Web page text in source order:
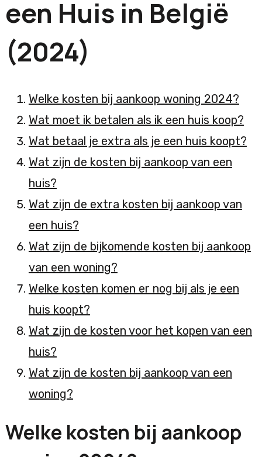
een Huis in België
(2024)
Welke kosten bij aankoop woning 2024?
Wat moet ik betalen als ik een huis koop?
Wat betaal je extra als je een huis koopt?
Wat zijn de kosten bij aankoop van een
huis?
Wat zijn de extra kosten bij aankoop van
een huis?
Wat zijn de bijkomende kosten bij aankoop
van een woning?
Welke kosten komen er nog bij als je een
huis koopt?
Wat zijn de kosten voor het kopen van een
huis?
Wat zijn de kosten bij aankoop van een
woning?
Welke kosten bij aankoop